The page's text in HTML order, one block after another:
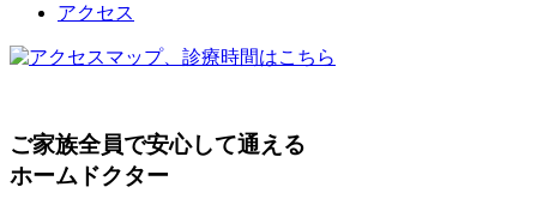
アクセス
ご家族全員で安心して通える
ホームドクター